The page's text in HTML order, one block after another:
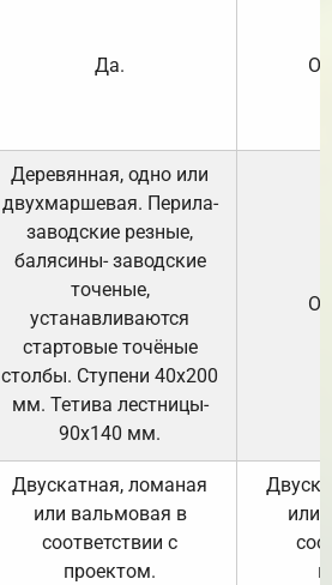
Да.
Деревянная, одно или
двухмаршевая. Перила-
заводские резные,
балясины- заводские
точеные,
устанавливаются
стартовые точёные
столбы. Ступени 40х200
мм. Тетива лестницы-
90х140 мм.
Двускатная, ломаная
или вальмовая в
соответствии с
проектом.
или